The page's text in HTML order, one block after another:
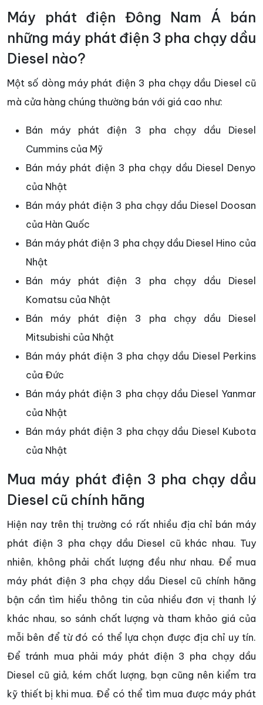
Máy phát điện Đông Nam Á bán
những máy phát điện 3 pha chạy dầu
Diesel nào?
Một số dòng máy phát điện 3 pha chạy dầu Diesel cũ
mà cửa hàng chúng thường bán với giá cao như:
Bán máy phát điện 3 pha chạy dầu Diesel
Cummins của Mỹ
Bán máy phát điện 3 pha chạy dầu Diesel Denyo
của Nhật
Bán máy phát điện 3 pha chạy dầu Diesel Doosan
của Hàn Quốc
Bán máy phát điện 3 pha chạy dầu Diesel Hino của
Nhật
Bán máy phát điện 3 pha chạy dầu Diesel
Komatsu của Nhật
Bán máy phát điện 3 pha chạy dầu Diesel
Mitsubishi của Nhật
Bán máy phát điện 3 pha chạy dầu Diesel Perkins
của Đức
Bán máy phát điện 3 pha chạy dầu Diesel Yanmar
của Nhật
Bán máy phát điện 3 pha chạy dầu Diesel Kubota
của Nhật
Mua máy phát điện 3 pha chạy dầu
Diesel cũ chính hãng
Hiện nay trên thị trường có rất nhiều địa chỉ bán máy
phát điện 3 pha chạy dầu Diesel cũ khác nhau. Tuy
nhiên, không phải chất lượng đều như nhau. Để mua
máy phát điện 3 pha chạy dầu Diesel cũ chính hãng
bận cần tìm hiểu thông tin của nhiều đơn vị thanh lý
khác nhau, so sánh chất lượng và tham khảo giá của
mỗi bên để từ đó có thể lựa chọn được địa chỉ uy tín.
Để tránh mua phải máy phát điện 3 pha chạy dầu
Diesel cũ giả, kém chất lượng, bạn cũng nên kiểm tra
kỹ thiết bị khi mua. Để có thể tìm mua được máy phát